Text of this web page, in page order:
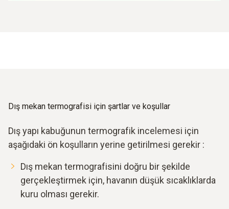
Dış mekan termografisi için şartlar ve koşullar
Dış yapı kabuğunun termografik incelemesi için
aşağıdaki ön koşulların yerine getirilmesi gerekir :
Dış mekan termografisini doğru bir şekilde
gerçekleştirmek için, havanın düşük sıcaklıklarda
kuru olması gerekir.